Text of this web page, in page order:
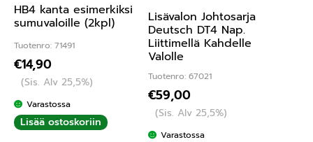
HB4 kanta esimerkiksi
sumuvaloille (2kpl)
Tuotenro: 71491
€14,90
(Sis. Alv 25,5%)
Varastossa
Lisää ostoskoriin
Lisävalon Johtosarja
Deutsch DT4 Nap.
Liittimellä Kahdelle
Valolle
Tuotenro: 67021
€59,00
(Sis. Alv 25,5%)
Varastossa